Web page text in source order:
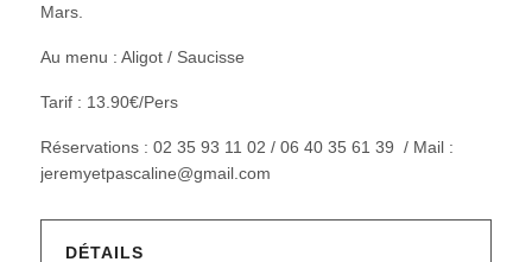
Mars.
Au menu : Aligot / Saucisse
Tarif : 13.90€/Pers
Réservations : 02 35 93 11 02 / 06 40 35 61 39 / Mail :
jeremyetpascaline@gmail.com
DÉTAILS